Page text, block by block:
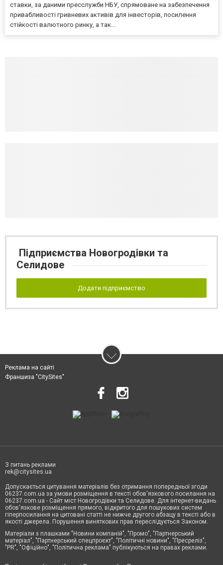
ставки, за даними пресслужби НБУ, спрямоване на забезпечення
привабливості гривневих активів для інвесторів, посилення
стійкості валютного ринку, а так...
Підприємства Новогродівки та
Селидове
Додати підприємство
Реклама на сайті
Франшиза "CitySites"
З питань реклами
rek@citysites.ua
Допускається цитування матеріалів без отримання попередньої згоди
06237.com.ua за умови розміщення в тексті обов'язкового посилання на
06237.com.ua - Сайт міст Новогродівки та Селидове. Для інтернет-видань
обов'язкове розміщення прямого, відкритого для пошукових систем
гіперпосилання на цитовані статті не нижче другого абзацу в тексті або в
якості джерела. Порушення виняткових прав переслідується Законом.
Матеріали з плашками "Новини компаній", "Промо", "Партнерський
матеріал", "Партнерський спецпроєкт", "Політичні новини", "Пресреліз",
"PR", "Офіційно", "Політична реклама" публікуються на правах реклами.